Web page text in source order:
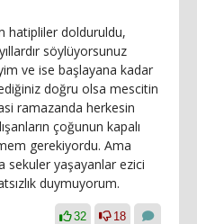
hatipliler dolduruldu,
söylüyorsunuz
ve ise başlayana kadar
doğru olsa mescitin
ramazanda herkesin
çoğunun kapalı
gerekiyordu. Ama
sekuler yaşayanlar ezici
duymuyorum.
32 18